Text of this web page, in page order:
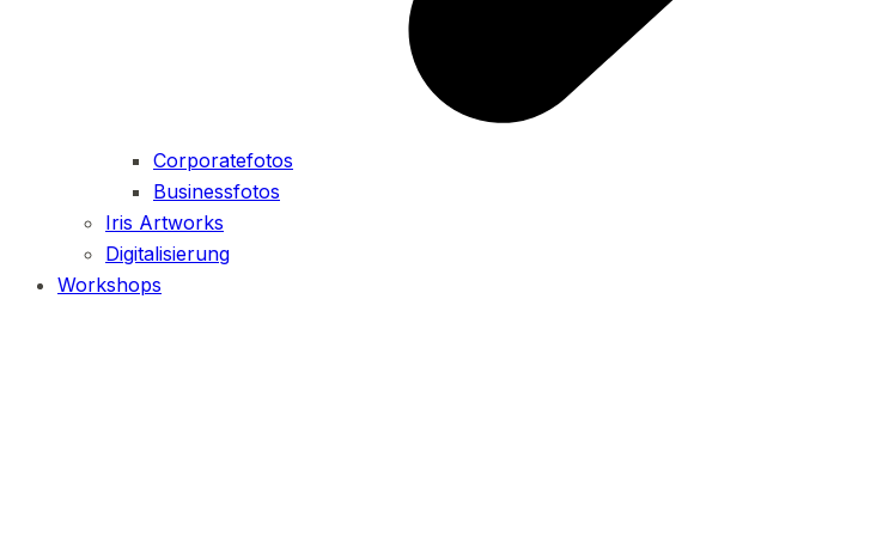
Corporatefotos
Businessfotos
Iris Artworks
Digitalisierung
Workshops